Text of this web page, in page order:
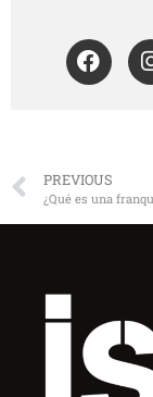
PREVIOUS
¿Qué es una